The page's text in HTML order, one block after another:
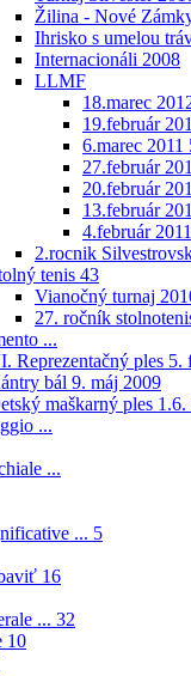
Žilina - Nové
Ihrisko s umelou
Internacionáli 2008
LLMF
18.marec
19.február
6.marec 2011
27.február
20.február
13.február
4.február 2011
2.rocnik
tenis 43
Vianočný turnaj
27. ročník
...
Reprezentačný ples 5.
bál 9. máj 2009
maškarný ples 1.6.
...
...
... 5
16
... 32
10